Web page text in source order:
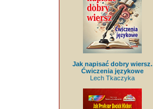
Jak napisać dobry wiersz.
Ćwiczenia językowe
Lech Tkaczyka